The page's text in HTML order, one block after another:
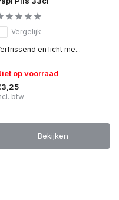
Vergelijk
en licht me...
op voorraad
btw
Bekijken